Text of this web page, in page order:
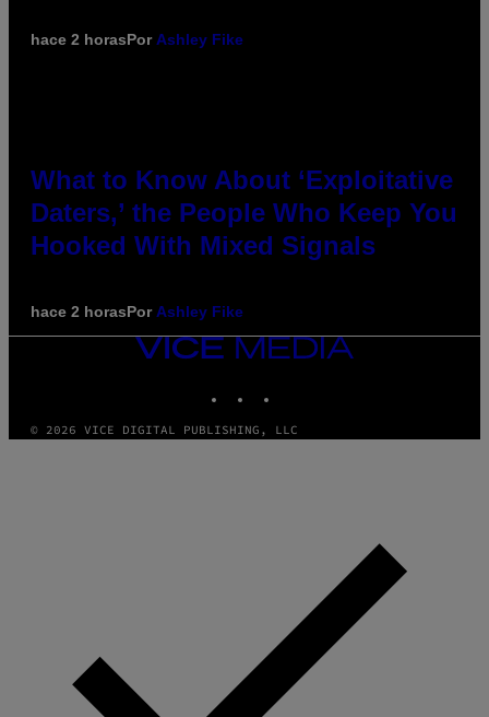
hace 2 horasPorAshley Fike
What to Know About ‘Exploitative
Daters,’ the People Who Keep You
Hooked With Mixed Signals
hace 2 horasPorAshley Fike
VICE
MEDIA
© 2026 VICE DIGITAL PUBLISHING, LLC